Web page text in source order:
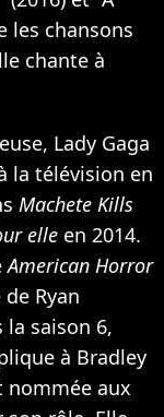
les chansons
chante à
Lady Gaga
la télévision en
Machete Kills
elle en 2014.
American Horror
Ryan
la saison 6,
à Bradley
nommée aux